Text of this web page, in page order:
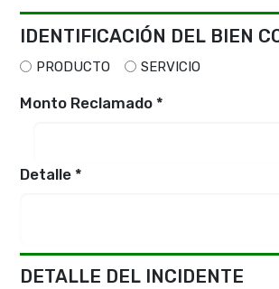
IDENTIFICACIÓN DEL BIEN
PRODUCTO SERVICIO
Monto Reclamado *
Detalle *
DETALLE DEL INCIDENTE